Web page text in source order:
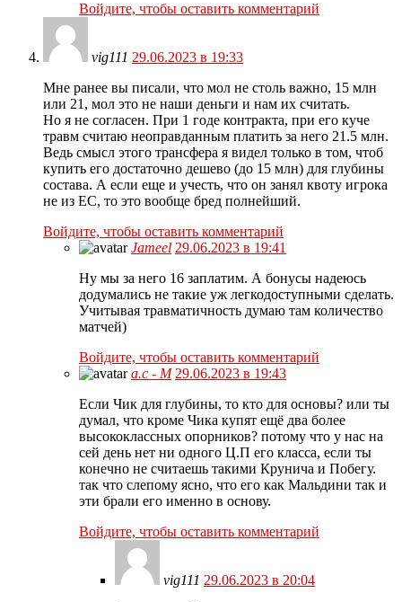
Войдите, чтобы оставить комментарий
vig111 29.06.2023 в 19:33
Мне ранее вы писали, что мол не столь важно, 15 млн
или 21, мол это не наши деньги и нам их считать.
Но я не согласен. При 1 годе контракта, при его куче
травм считаю неоправданным платить за него 21.5 млн.
Ведь смысл этого трансфера я видел только в том, чтоб
купить его достаточно дешево (до 15 млн) для глубины
состава. А если еще и учесть, что он занял квоту игрока
не из ЕС, то это вообще бред полнейший.
Войдите, чтобы оставить комментарий
Jameel 29.06.2023 в 19:41
Ну мы за него 16 заплатим. А бонусы надеюсь
додумались не такие уж легкодоступными сделать.
Учитывая травматичность думаю там количество
матчей)
Войдите, чтобы оставить комментарий
а.с - М 29.06.2023 в 19:43
Если Чик для глубины, то кто для основы? или ты
думал, что кроме Чика купят ещё два более
высококлассных опорников? потому что у нас на
сей день нет ни одного Ц.П его класса, если ты
конечно не считаешь такими Крунича и Побегу.
так что слепому ясно, что его как Мальдини так и
эти брали его именно в основу.
Войдите, чтобы оставить комментарий
vig111 29.06.2023 в 20:04